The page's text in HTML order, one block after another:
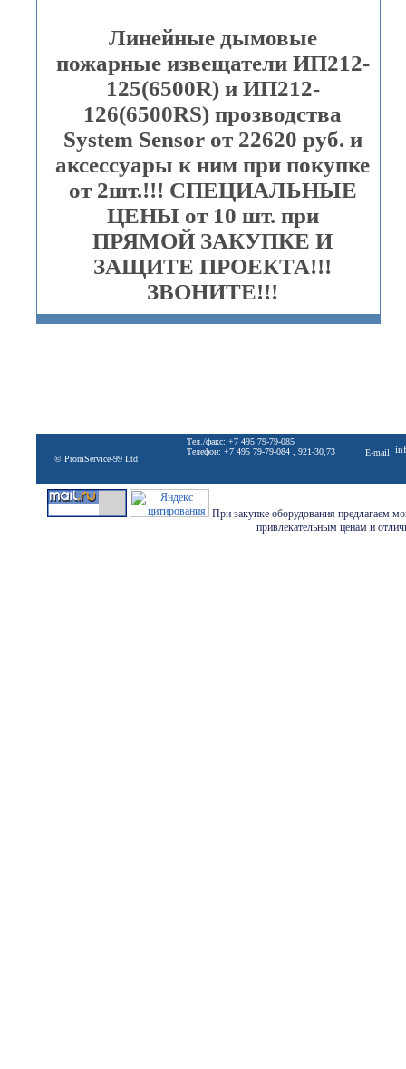
Линейные дымовые
пожарные извещатели ИП212-
125(6500R) и ИП212-
126(6500RS) прозводства
System Sensor от 22620 руб. и
аксессуары к ним при покупке
от 2шт.!!! СПЕЦИАЛЬНЫЕ
ЦЕНЫ от 10 шт. при
ПРЯМОЙ ЗАКУПКЕ И
ЗАЩИТЕ ПРОЕКТА!!!
ЗВОНИТЕ!!!
© PromService-99 Ltd
Тел./факс: +7 495 79-79-085
Телефон: +7 495 79-79-084 , 921-30,73
E-mail:
При закупке оборудования предлагаем
привлекательным ценам и